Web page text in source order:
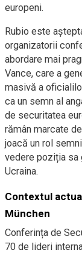
europeni.
Rubio este
organizatorii
abordare mai
Vance, care a
masivă a
ca un semn al
de securitatea
rămân marcate
joacă un rol
vedere poziția
Ucraina.
Contextul
München
Conferința de
70 de lideri